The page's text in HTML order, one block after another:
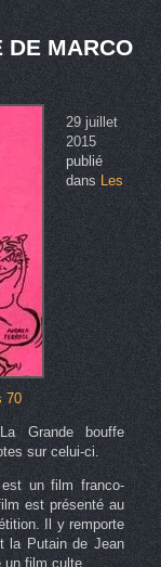
DE MARCO
29 juillet
2015
publié
dansLes
70
Grande bouffe
sur celui-ci.
un film franco-
est présenté au
Il y remporte
la Putain de Jean
un film culte.